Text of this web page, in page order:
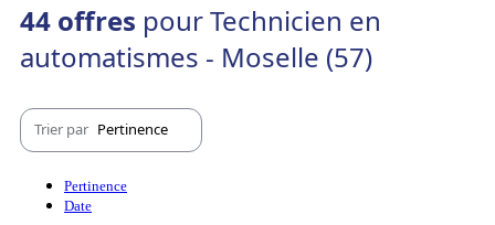
44 offres pour Technicien en
automatismes - Moselle (57)
Trier par Pertinence
Pertinence
Date